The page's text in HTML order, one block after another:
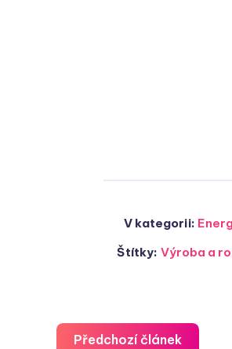
V kategorii:
Štítky: Výroba a
Předchozí článek